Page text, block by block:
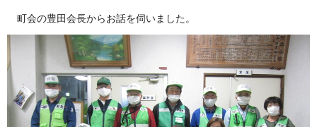
町会の豊田会長からお話を伺いました。